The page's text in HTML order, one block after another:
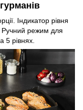
Індикатор рівня
Ручний режим для
5 рівнях.